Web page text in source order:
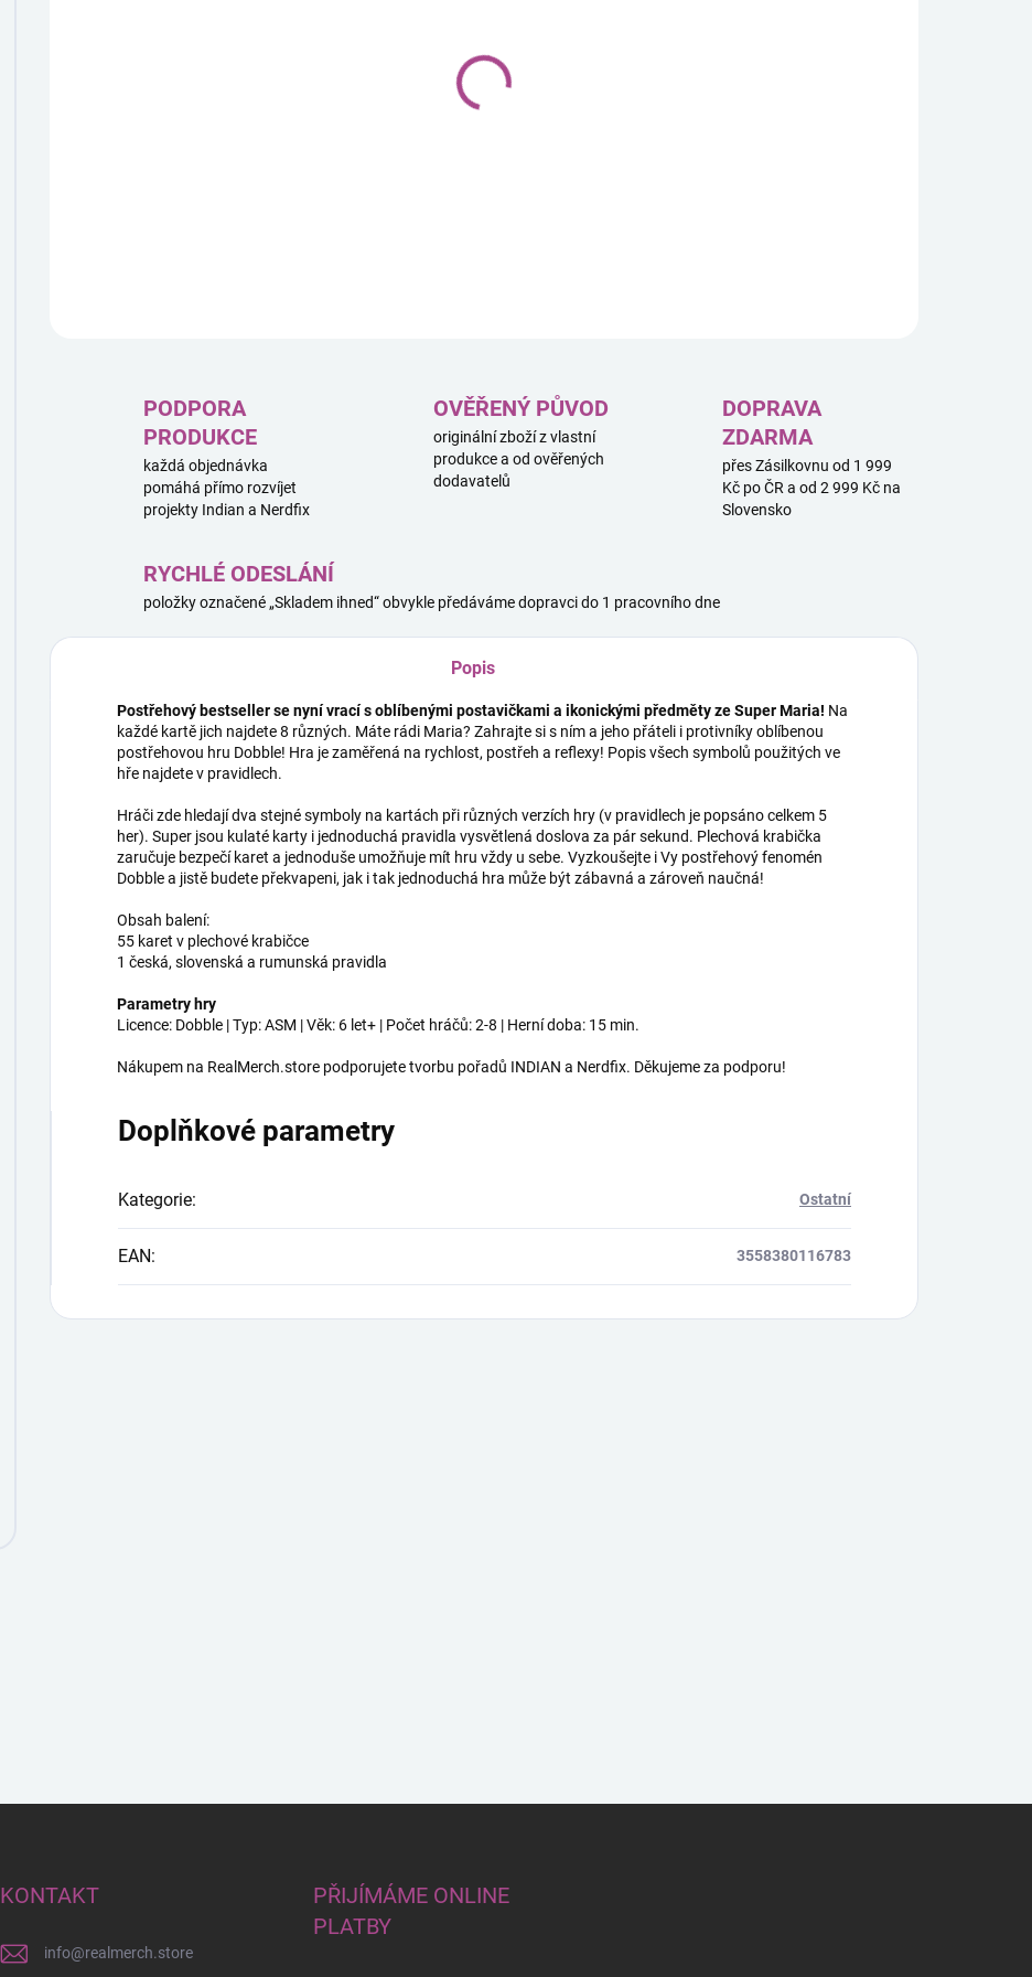
PODPORA
PRODUKCE
každá objednávka
pomáhá přímo rozvíjet
projekty Indian a Nerdfix
OVĚŘENÝ PŮVOD
originální zboží z vlastní
produkce a od ověřených
dodavatelů
DOPRAVA
ZDARMA
přes Zásilkovnu od 1 999
Kč po ČR a od 2 999 Kč na
Slovensko
RYCHLÉ ODESLÁNÍ
položky označené „Skladem ihned“ obvykle předáváme dopravci do 1 pracovního dne
Popis
Postřehový bestseller se nyní vrací s oblíbenými postavičkami a ikonickými předměty ze Super Maria! Na
každé kartě jich najdete 8 různých. Máte rádi Maria? Zahrajte si s ním a jeho přáteli i protivníky oblíbenou
postřehovou hru Dobble! Hra je zaměřená na rychlost, postřeh a reflexy! Popis všech symbolů použitých ve
hře najdete v pravidlech.
Hráči zde hledají dva stejné symboly na kartách při různých verzích hry (v pravidlech je popsáno celkem 5
her). Super jsou kulaté karty i jednoduchá pravidla vysvětlená doslova za pár sekund. Plechová krabička
zaručuje bezpečí karet a jednoduše umožňuje mít hru vždy u sebe. Vyzkoušejte i Vy postřehový fenomén
Dobble a jistě budete překvapeni, jak i tak jednoduchá hra může být zábavná a zároveň naučná!
Obsah balení:
55 karet v plechové krabičce
1 česká, slovenská a rumunská pravidla
Parametry hry
Licence: Dobble | Typ: ASM | Věk: 6 let+ | Počet hráčů: 2-8 | Herní doba: 15 min.
Nákupem na RealMerch.store podporujete tvorbu pořadů INDIAN a Nerdfix. Děkujeme za podporu!
Doplňkové parametry
Kategorie: Ostatní
EAN: 3558380116783
KONTAKT
info@realmerch.store
PŘIJÍMÁME ONLINE
PLATBY